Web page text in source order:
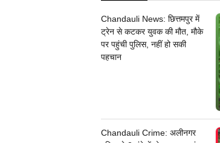
Chandauli News: छित्तमपुर में
ट्रेन से कटकर युवक की मौत, मौके
पर पहुंची पुलिस, नहीं हो सकी
पहचान
Chandauli Crime: अलीनगर